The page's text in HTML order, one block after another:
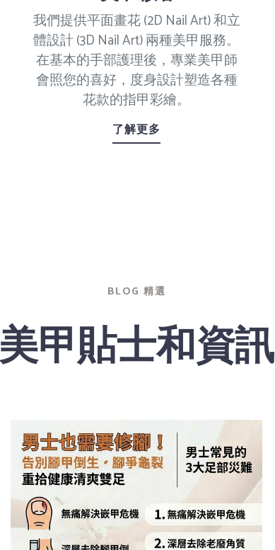
我們提供平面畫花 (2D Nail Art) 和立
體設計 (3D Nail Art) 兩種美甲服務。
在基本的手部護理後，專業美甲師
會照您的喜好，度身設計塑造各種
花款的指甲彩繪。
了解更多
BLOG 精選
美甲貼士和資訊